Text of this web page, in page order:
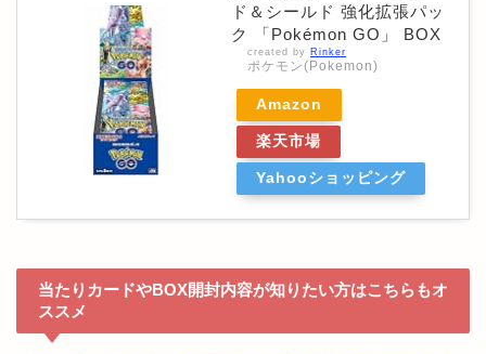
ド＆シールド 強化拡張パッ
ク 「Pokémon GO」 BOX
created by Rinker
ポケモン(Pokemon)
Amazon
楽天市場
Yahooショッピング
当たりカードやBOX開封内容が知りたい方はこちらもオ
ススメ